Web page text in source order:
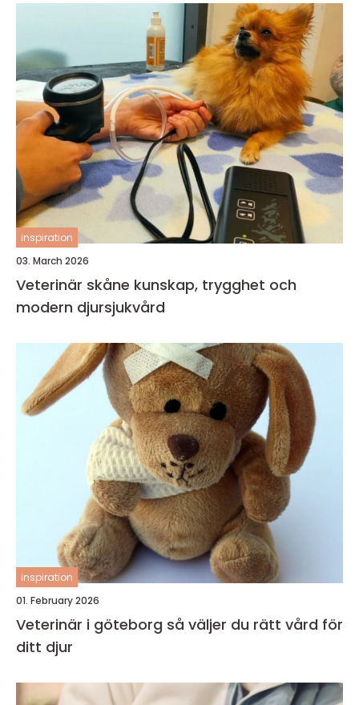
inspiration
03. March 2026
Veterinär skåne kunskap, trygghet och
modern djursjukvård
inspiration
01. February 2026
Veterinär i göteborg så väljer du rätt vård för
ditt djur